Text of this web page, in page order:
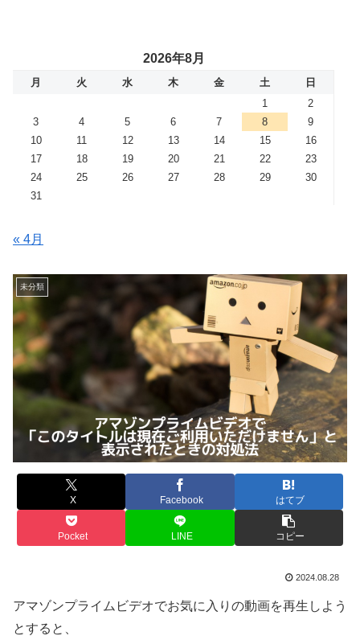
2026年8月
月 火 水 木 金 土
日
1
2
3
4 5 6 7 8
9
10
11 12 13 14 15
16
17
18 19 20 21 22
23
24
25 26 27 28 29
30
31
« 4月
未分類
X Facebook はてブ
Pocket LINE コピー
2024.08.28
アマゾンプライムビデオでお気に入りの動画を再生しよう
とすると、